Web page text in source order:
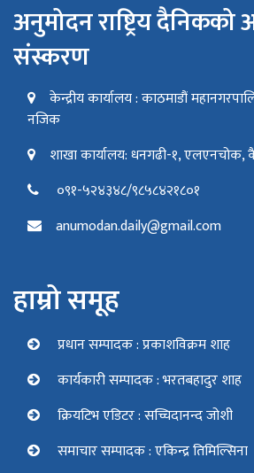
अनुमोदन राष्ट्रिय
संस्करण
केन्द्रीय कार्यालय : काठमाडौं
नजिक
शाखा कार्यालय: धनगढी-१, एलएनचोक,
०९१-५२४३४८/९८५८४२१८०१
anumodan.daily@gmail.com
हाम्रो समूह
प्रधान सम्पादक : प्रकाशविक्रम शाह
कार्यकारी सम्पादक : भरतबहादुर शाह
क्रियटिभ एडिटर : सच्चिदानन्द जोशी
समाचार सम्पादक : एकिन्द्र तिमिल्सिना